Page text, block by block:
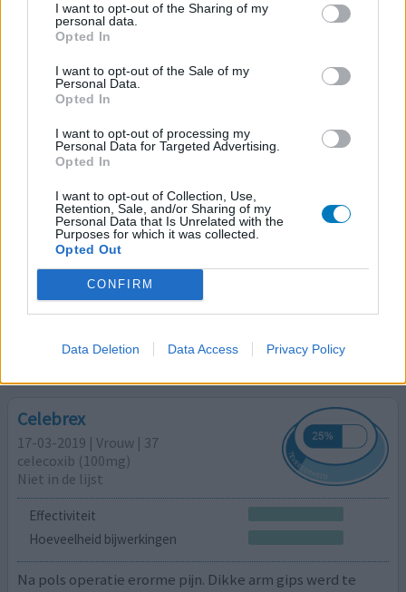
I want to opt-out of the Sharing of my
personal data.
Opted In
I want to opt-out of the Sale of my
Personal Data.
Opted In
I want to opt-out of processing my
Personal Data for Targeted Advertising.
Opted In
I want to opt-out of Collection, Use,
Retention, Sale, and/or Sharing of my
Personal Data that Is Unrelated with the
Purposes for which it was collected.
Opted Out
CONFIRM
Data Deletion Data Access Privacy Policy
Celebrex
27-07-2019 | Vrouw | 52
celecoxib (200mg)
Gewrichtsontsteking
Effectiviteit
Hoeveelheid bijwerkingen
In januari 2018 kreeg ik plots last van pijn aan het linkse S.
I. gewricht. Telkens als ik een tijdje had neergezeten,
kreeg ik heel veel zeer in het gewricht, zo erg dat ik bijna
niet meer kon stappen. Eerst een andere
ontstekingsremmer genomen gedurende een maand en
kine gevolgd. Hielp niets. Vervolgens naar fysische
geneeskunde in het UZA. Daar ook kine gevolgd, maar
[lees meer...]
geef mening 0 reacties
Celebrex
17-03-2019 | Vrouw | 37
celecoxib (100mg)
Niet in de lijst
Effectiviteit
Hoeveelheid bijwerkingen
Na pols operatie erorme pijn. Dikke arm gips werd te